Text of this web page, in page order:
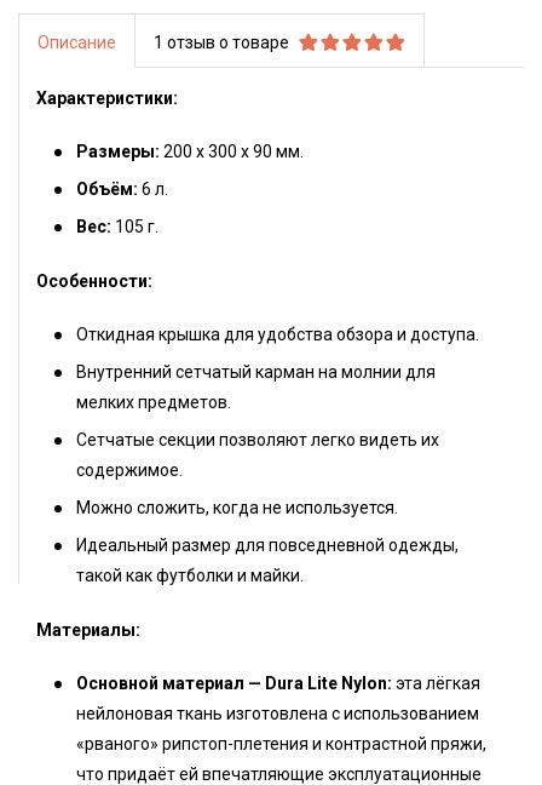
Описание 1 отзыв о товаре
Характеристики:
Размеры: 200 х 300 х 90 мм.
Объём: 6 л.
Вес: 105 г.
Особенности:
Откидная крышка для удобства обзора и доступа.
Внутренний сетчатый карман на молнии для
мелких предметов.
Сетчатые секции позволяют легко видеть их
содержимое.
Можно сложить, когда не используется.
Идеальный размер для повседневной одежды,
такой как футболки и майки.
Материалы:
Основной материал — Dura Lite Nylon: эта лёгкая
нейлоновая ткань изготовлена с использованием
«рваного» рипстоп-плетения и контрастной пряжи,
что придаёт ей впечатляющие эксплуатационные